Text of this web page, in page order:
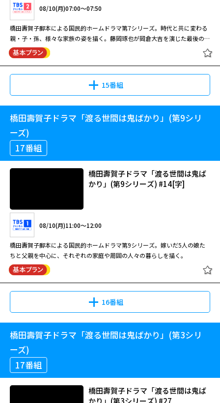
怪猫トルコ風呂[R15+版]
08/28(金)01:30～03:00
風俗店を舞台にオカルトの世界を持ち込んだ異色怪奇ポルノ。売春防止法が
施行されたために、吉原の遊廓の主人・弦造は風俗店を開く。愛人・勇三の
借金返済のためにそこで働く雪乃だったが、勇三は弦造と弦造の後妻・歌江
と二人で雪乃の拘束料を山分けしていた。雪乃は妊娠がきっかけで勇三と歌
江に殺されてしまう。ある日、雪乃の飼っていた黒猫が雪乃の妹・真弓を弦
造の娘・夏代の処へ案内したことから、雪乃が行方不明になっていることを
知った真弓。真弓は真相に迫る…。
08/10(月)07:00～07:50
橋田壽賀子脚本による国民的ホームドラマ第7シリーズ。時代と共に変わる
親・子・孫、様々な家族の姿を描く。藤岡琢也が岡倉大吉を演じた最後のシ
リーズ。
15番組
橋田壽賀子ドラマ「渡る世間は鬼ば
08/10(月)07:00～07:50
橋田壽賀子脚本による国民的ホームドラマ第7シリーズ。時代と共に変わる
リーズ。
橋田壽賀子ドラマ「渡る世間は鬼ば
かり」(第7シリーズ) #37[字]
08/10(月)07:50～08:40
橋田壽賀子脚本による国民的ホームドラマ第7シリーズ。時代と共に変わる
親・子・孫、様々な家族の姿を描く。藤岡琢也が岡倉大吉を演じた最後のシ
リーズ。
橋田壽賀子ドラマ「渡る世間は鬼ばかり」(第9シリ
ーズ)
17番組
橋田壽賀子ドラマ「渡る世間は鬼ば
かり」(第9シリーズ) #14[字]
08/10(月)11:00～12:00
橋田壽賀子脚本による国民的ホームドラマ第9シリーズ。嫁いだ5人の娘た
ちと父親を中心に、それぞれの家庭や周囲の人々の暮らしを描く。
16番組
橋田壽賀子ドラマ「渡る世間は鬼ば
08/10(月)11:00～12:00
橋田壽賀子ドラマ「渡る世間は鬼ばかり」(第3シリ
ーズ)
17番組
橋田壽賀子ドラマ「渡る世間は鬼ば
かり」(第3シリーズ) #27